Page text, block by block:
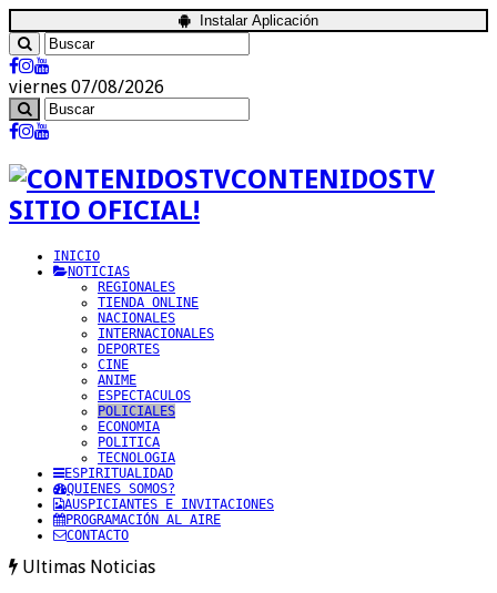
Instalar Aplicación
viernes 07/08/2026
CONTENIDOSTV
SITIO OFICIAL!
INICIO
NOTICIAS
REGIONALES
TIENDA ONLINE
NACIONALES
INTERNACIONALES
DEPORTES
CINE
ANIME
ESPECTACULOS
POLICIALES
ECONOMIA
POLITICA
TECNOLOGIA
ESPIRITUALIDAD
QUIENES SOMOS?
AUSPICIANTES E INVITACIONES
PROGRAMACIÓN AL AIRE
CONTACTO
Ultimas Noticias